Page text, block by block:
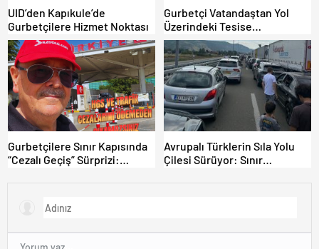
UID’den Kapıkule’de
Gurbetçilere Hizmet Noktası
Gurbetçi Vatandaştan Yol
Üzerindeki Tesise
Dolandırıcılık İddiası:
“Hesabınızı Mutlaka Kontrol
Edin”
Gurbetçilere Sınır Kapısında
“Cezalı Geçiş” Sürprizi:
Avrupalı Türklerin Sıla Yolu
Çilesi Sürüyor: Sınır